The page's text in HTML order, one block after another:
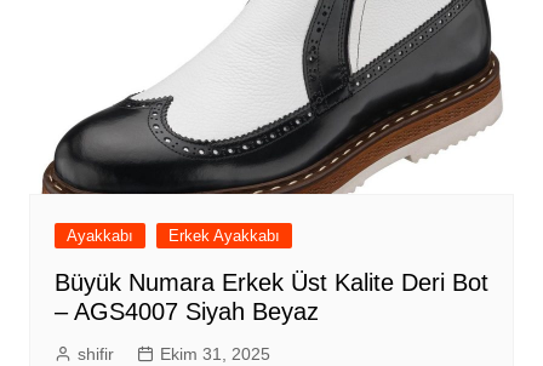
Ayakkabı Erkek Ayakkabı
Büyük Numara Erkek Üst Kalite Deri Bot
– AGS4007 Siyah Beyaz
shifir Ekim 31, 2025